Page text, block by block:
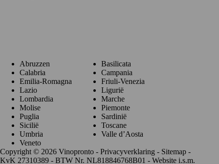
Abruzzen
Basilicata
Calabria
Campania
Emilia-Romagna
Friuli-Venezia
Lazio
Ligurië
Lombardia
Marche
Molise
Piemonte
Puglia
Sardinië
Sicilië
Toscane
Umbria
Valle d’Aosta
Veneto
Copyright © 2026 Vinopronto - Privacyverklaring - Sitemap -
KvK 27310389 - BTW Nr. NL818846768B01 - Website i.s.m.